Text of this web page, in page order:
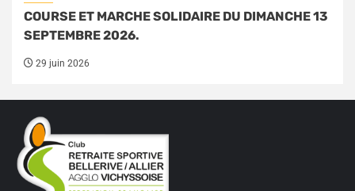
COURSE ET MARCHE SOLIDAIRE DU DIMANCHE 13
SEPTEMBRE 2026.
29 juin 2026